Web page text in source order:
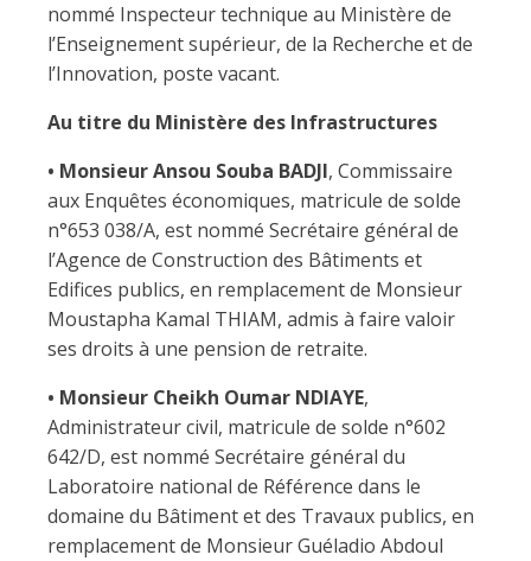
nommé Inspecteur technique au Ministère de
l’Enseignement supérieur, de la Recherche et de
l’Innovation, poste vacant.
Au titre du Ministère des Infrastructures
• Monsieur Ansou Souba BADJI, Commissaire
aux Enquêtes économiques, matricule de solde
n°653 038/A, est nommé Secrétaire général de
l’Agence de Construction des Bâtiments et
Edifices publics, en remplacement de Monsieur
Moustapha Kamal THIAM, admis à faire valoir
ses droits à une pension de retraite.
• Monsieur Cheikh Oumar NDIAYE,
Administrateur civil, matricule de solde n°602
642/D, est nommé Secrétaire général du
Laboratoire national de Référence dans le
domaine du Bâtiment et des Travaux publics, en
remplacement de Monsieur Guéladio Abdoul